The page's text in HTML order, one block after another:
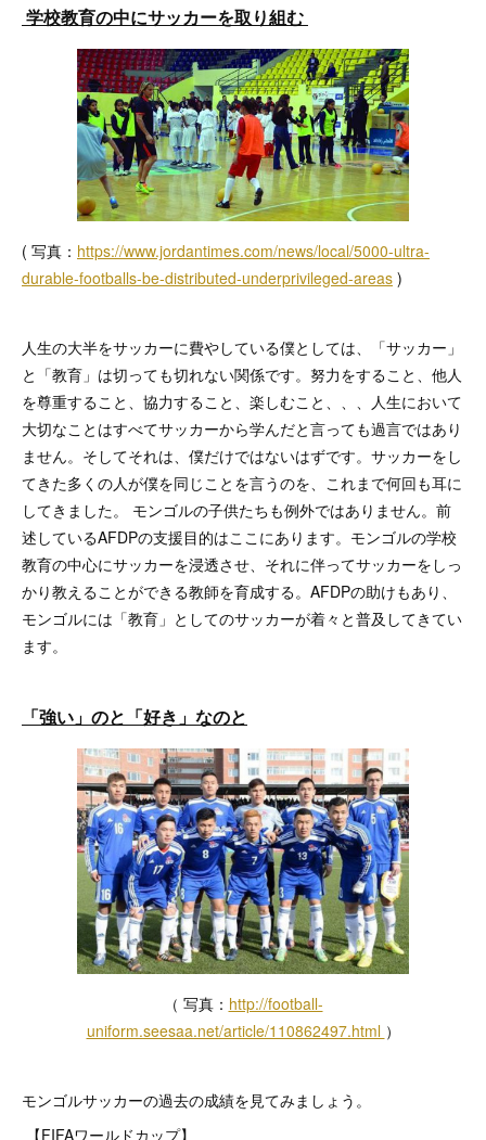
学校教育の中にサッカーを取り組む
( 写真： https://www.jordantimes.com/news/local/5000-ultra-
durable-footballs-be-distributed-underprivileged-areas )
人生の大半をサッカーに費やしている僕としては、「サッカー」
と「教育」は切っても切れない関係です。努力をすること、他人
を尊重すること、協力すること、楽しむこと、、、人生において
大切なことはすべてサッカーから学んだと言っても過言ではあり
ません。そしてそれは、僕だけではないはずです。サッカーをし
てきた多くの人が僕を同じことを言うのを、これまで何回も耳に
してきました。 モンゴルの子供たちも例外ではありません。前
述しているAFDPの支援目的はここにあります。モンゴルの学校
教育の中心にサッカーを浸透させ、それに伴ってサッカーをしっ
かり教えることができる教師を育成する。AFDPの助けもあり、
モンゴルには「教育」としてのサッカーが着々と普及してきてい
ます。
「強い」のと「好き」なのと
（ 写真： http://football-
uniform.seesaa.net/article/110862497.html ）
モンゴルサッカーの過去の成績を見てみましょう。
【FIFAワールドカップ】